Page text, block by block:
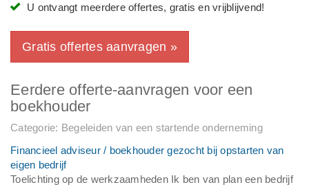
U ontvangt meerdere offertes, gratis en vrijblijvend!
Gratis offertes aanvragen »
Eerdere offerte-aanvragen voor een
boekhouder
Categorie: Begeleiden van een startende onderneming
Financieel adviseur / boekhouder gezocht bij opstarten van
eigen bedrijf
Toelichting op de werkzaamheden Ik ben van plan een bedrijf